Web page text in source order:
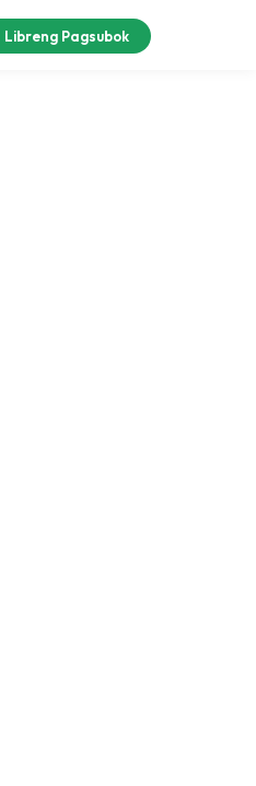
Libreng Pagsubok